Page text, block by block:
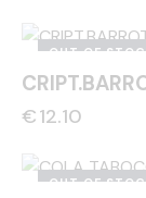
OUT OF
€12.10
OUT OF